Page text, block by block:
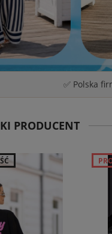
✅ Polska
PRODUCENT